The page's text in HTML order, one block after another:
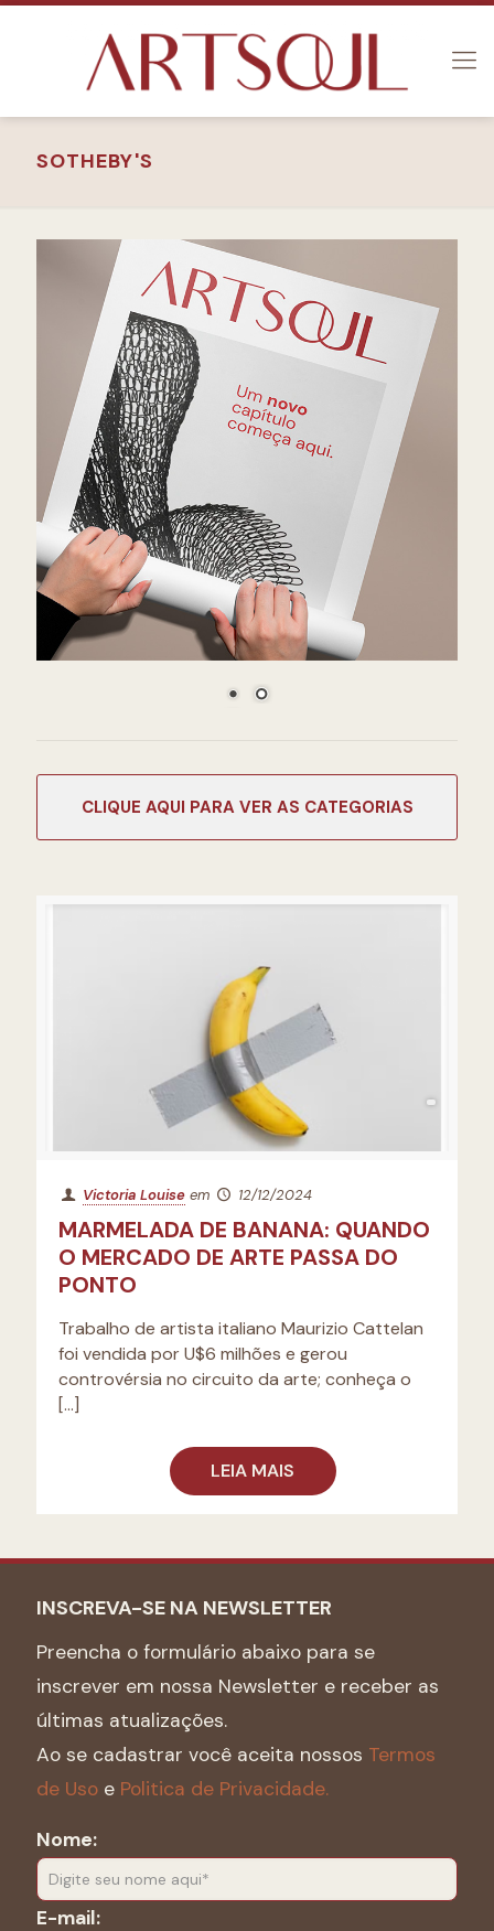
SOTHEBY'S
Victoria Louise em 12/12/2024
MARMELADA DE BANANA: QUANDO
O MERCADO DE ARTE PASSA DO
PONTO
Trabalho de artista italiano Maurizio Cattelan
foi vendida por U$6 milhões e gerou
controvérsia no circuito da arte; conheça o
[…]
LEIA MAIS
CATEGORIAS
INSCREVA-SE NA NEWSLETTER
Preencha o formulário abaixo para se
inscrever em nossa Newsletter e receber as
últimas atualizações.
Ao se cadastrar você aceita nossos Termos
de Uso e Politica de Privacidade.
Nome:
E-mail: